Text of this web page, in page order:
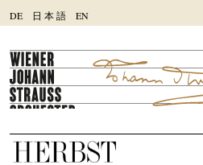
DE 日 本語 EN